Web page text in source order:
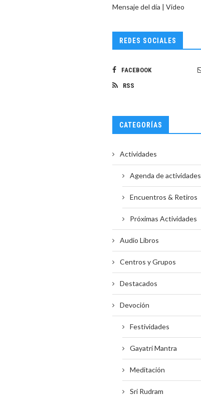
Mensaje del día | Video
REDES SOCIALES
FACEBOOK
RSS
CATEGORÍAS
Actividades
Agenda de actividades
Encuentros & Retiros
Próximas Actividades
Audio Libros
Centros y Grupos
Destacados
Devoción
Festividades
Gayatri Mantra
Meditación
Sri Rudram